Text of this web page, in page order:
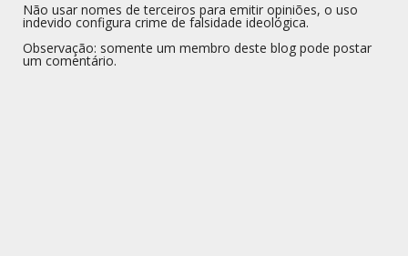
Não usar nomes de terceiros para emitir opiniões, o uso
indevido configura crime de falsidade ideológica.
Observação: somente um membro deste blog pode postar
um comentário.